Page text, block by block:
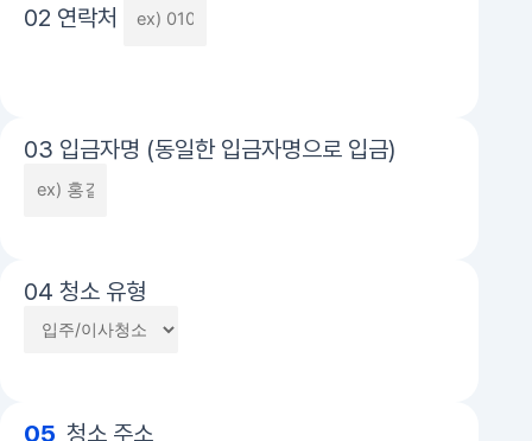
02 연락처
03 입금자명 (동일한 입금자명으로 입금)
04 청소 유형
05 청소 주소